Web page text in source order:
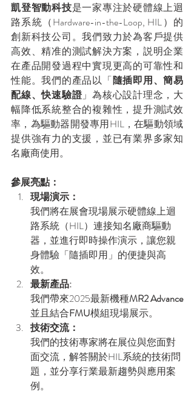
凱登智動科技是一家專注於硬體線上迴
路系統（Hardware-in-the-Loop, HIL）的
創新科技公司。我們致力於為客戶提供
高效、精准的測試解決方案，説明企業
在產品開發過程中實現更高的可靠性和
性能。我們的產品以「隨插即用、簡易
配線、快速驗證」為核心設計理念，大
幅降低系統整合的複雜性，提升測試效
率，為驅動器開發專用HIL，在驅動領域
提供強有力的支援，並已有業界多家知
名廠商使用。
參展亮點：
現場演示：
我們將在展會現場展示硬體線上迴
路系統（HIL）連接知名廠商驅動
器，並進行即時操作演示，讓您親
身體驗「隨插即用」的便捷與高
效。
最新產品:
我們帶來2025最新機種MR2 Advance
並且結合FMU模組現場展示。
技術交流：
我們的技術專家將在展位與您面對
面交流，解答關於HIL系統的技術問
題，並分享行業最新趨勢與應用案
例。